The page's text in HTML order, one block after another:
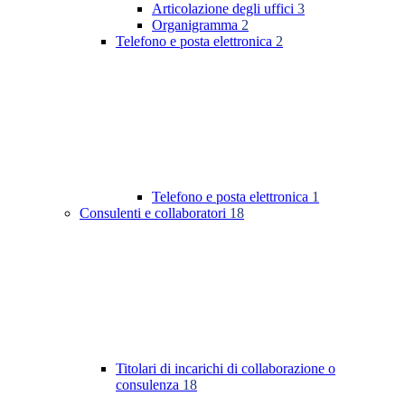
Articolazione degli uffici 3
Organigramma 2
Telefono e posta elettronica 2
Telefono e posta elettronica 1
Consulenti e collaboratori 18
Titolari di incarichi di collaborazione o
consulenza 18